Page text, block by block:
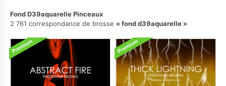
Fond D39aquarelle Pinceaux
2 761 correspondance de brosse
fond d39aquarelle